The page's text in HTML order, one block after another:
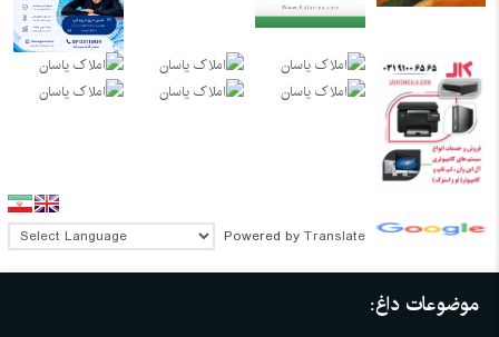
Powered by Translate
موضوعات داغ: